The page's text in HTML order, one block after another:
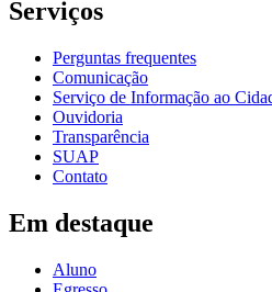
Serviços
Perguntas frequentes
Comunicação
Serviço de Informação ao
Ouvidoria
Transparência
SUAP
Contato
Em destaque
Aluno